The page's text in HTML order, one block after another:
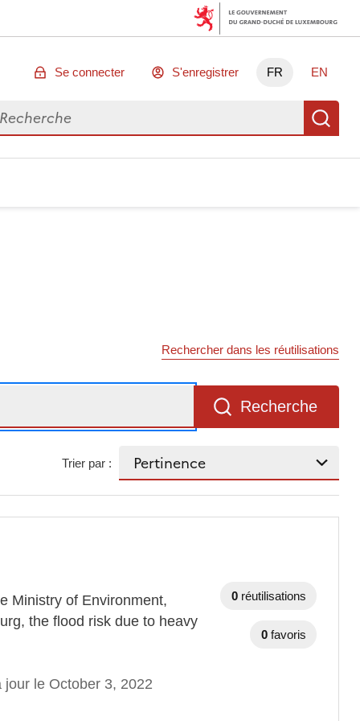
Se connecter S'enregistrer FR EN
des données
Rechercher dans les réutilisations
Recherche
Trier par :
Ministry of Environment,
the flood risk due to heavy
jour le October 3, 2022
0 réutilisations
0 favoris